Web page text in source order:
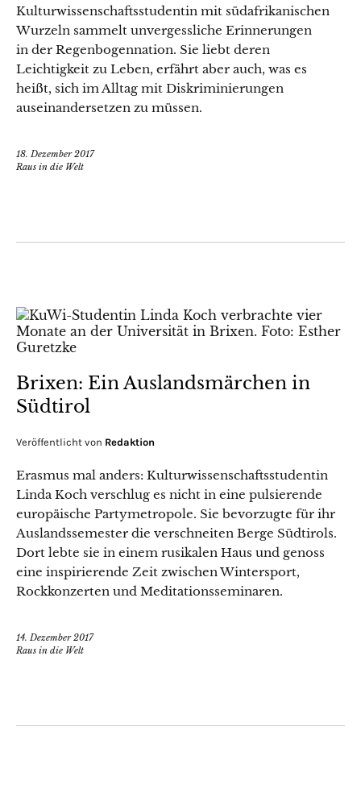
Kulturwissenschaftsstudentin mit südafrikanischen
Wurzeln sammelt unvergessliche Erinnerungen
in der Regenbogennation. Sie liebt deren
Leichtigkeit zu Leben, erfährt aber auch, was es
heißt, sich im Alltag mit Diskriminierungen
auseinandersetzen zu müssen.
18. Dezember 2017
Raus in die Welt
Brixen: Ein Auslandsmärchen in
Südtirol
Veröffentlicht von Redaktion
Erasmus mal anders: Kulturwissenschaftsstudentin
Linda Koch verschlug es nicht in eine pulsierende
europäische Partymetropole. Sie bevorzugte für ihr
Auslandssemester die verschneiten Berge Südtirols.
Dort lebte sie in einem rusikalen Haus und genoss
eine inspirierende Zeit zwischen Wintersport,
Rockkonzerten und Meditationsseminaren.
14. Dezember 2017
Raus in die Welt